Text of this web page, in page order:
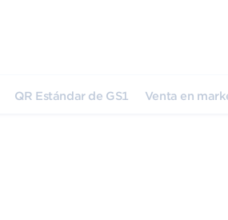
QR Estándar de GS1 Venta en